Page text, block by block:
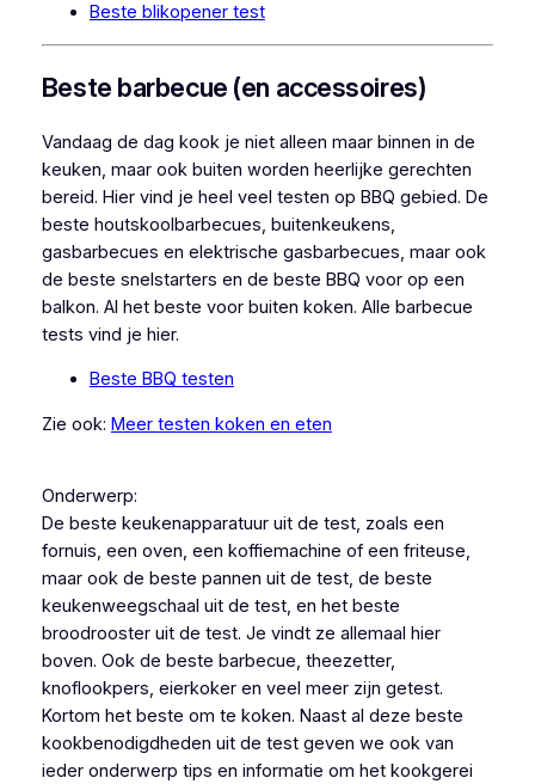
Beste blikopener test
Beste barbecue (en accessoires)
Vandaag de dag kook je niet alleen maar binnen in de
keuken, maar ook buiten worden heerlijke gerechten
bereid. Hier vind je heel veel testen op BBQ gebied. De
beste houtskoolbarbecues, buitenkeukens,
gasbarbecues en elektrische gasbarbecues, maar ook
de beste snelstarters en de beste BBQ voor op een
balkon. Al het beste voor buiten koken. Alle barbecue
tests vind je hier.
Beste BBQ testen
Zie ook: Meer testen koken en eten
Onderwerp:
De beste keukenapparatuur uit de test, zoals een
fornuis, een oven, een koffiemachine of een friteuse,
maar ook de beste pannen uit de test, de beste
keukenweegschaal uit de test, en het beste
broodrooster uit de test. Je vindt ze allemaal hier
boven. Ook de beste barbecue, theezetter,
knoflookpers, eierkoker en veel meer zijn getest.
Kortom het beste om te koken. Naast al deze beste
kookbenodigdheden uit de test geven we ook van
ieder onderwerp tips en informatie om het kookgerei